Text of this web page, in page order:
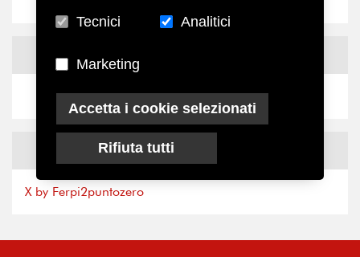
News
News
X by Ferpi2puntozero
Tecnici Analitici
Marketing
Accetta i cookie selezionati
Rifiuta tutti